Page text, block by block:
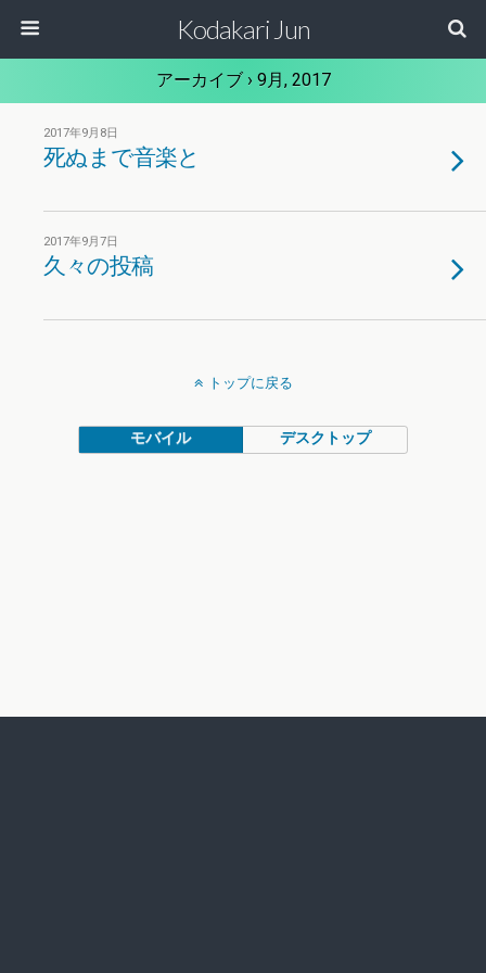
Kodakari Jun
アーカイブ › 9月, 2017
2017年9月8日
死ぬまで音楽と
2017年9月7日
久々の投稿
トップに戻る
モバイル デスクトップ